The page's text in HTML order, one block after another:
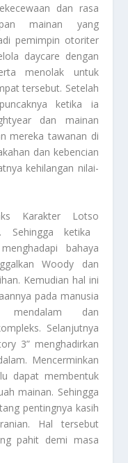
dan rasa
mainan yang
pemimpin otoriter
daycare dengan
menolak untuk
tersebut. Setelah
ketika ia
dan mainan
mereka tawanan di
dan kebencian
kehilangan nilai-
Karakter Lotso
Sehingga ketika
bahaya
Woody dan
Kemudian hal ini
pada manusia
mendalam dan
Selanjutnya
3” menghadirkan
Mencerminkan
dapat membentuk
mainan. Sehingga
pentingnya kasih
Hal tersebut
pahit demi masa